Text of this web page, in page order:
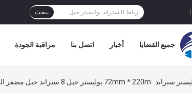
يبحث
مراقبة الجودة اتصل بنا أخبار جميع القضايا
72mm * 220m بوليستر حبل 8 ستراند حبل مضفر البحري لسفن السفن